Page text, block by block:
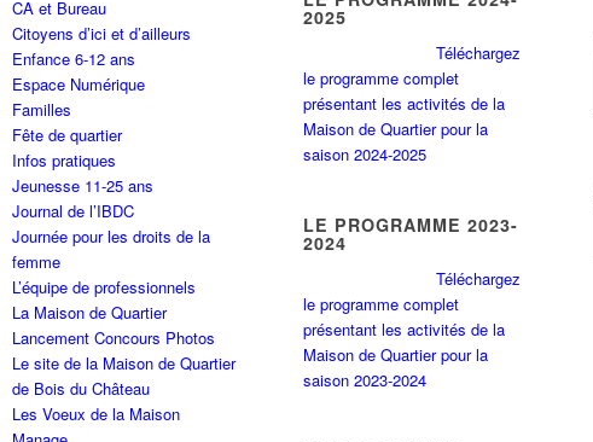
CA et Bureau
Citoyens d’ici et d’ailleurs
Enfance 6-12 ans
Espace Numérique
Familles
Fête de quartier
Infos pratiques
Jeunesse 11-25 ans
Journal de l’IBDC
Journée pour les droits de la
femme
L’équipe de professionnels
La Maison de Quartier
Lancement Concours Photos
Le site de la Maison de Quartier
de Bois du Château
Les Voeux de la Maison
2025
Téléchargez
le programme complet
présentant les activités de la
Maison de Quartier pour la
saison 2024-2025
LE PROGRAMME 2023-
2024
Téléchargez
le programme complet
présentant les activités de la
Maison de Quartier pour la
saison 2023-2024